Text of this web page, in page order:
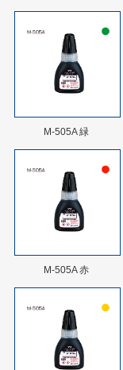
M-505A 緑
M-505A 赤